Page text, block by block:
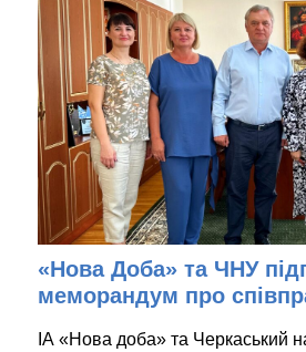
«Нова Доба» та ЧНУ
меморандум про
ІА «Нова доба» та Черкаський